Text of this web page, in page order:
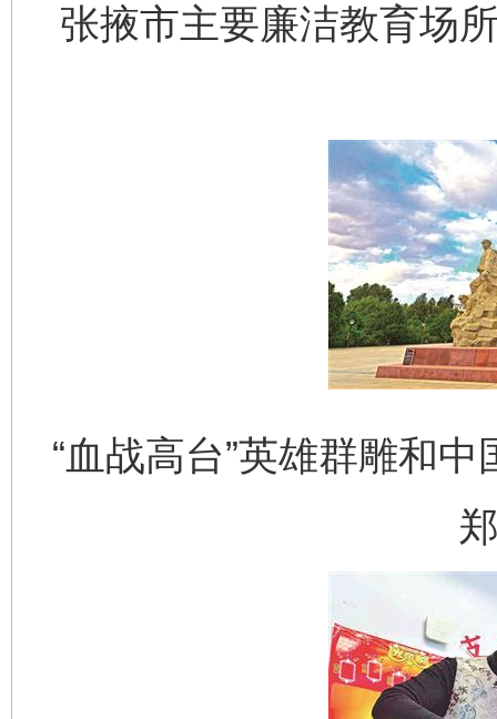
张掖市主要廉洁教育场
“血战高台”英雄群雕和